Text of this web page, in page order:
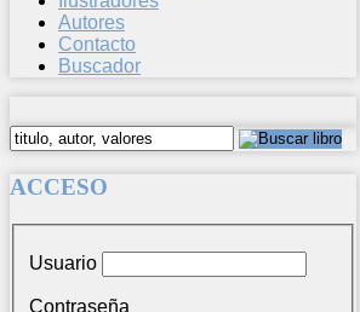
Autores
Contacto
Buscador
ACCESO
Usuario
Contraseña